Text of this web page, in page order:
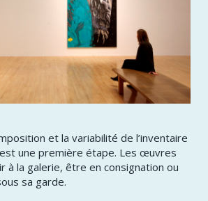
et la variabilité de l’inventaire
une première étape. Les œuvres
à la galerie, être en consignation ou
sa garde.